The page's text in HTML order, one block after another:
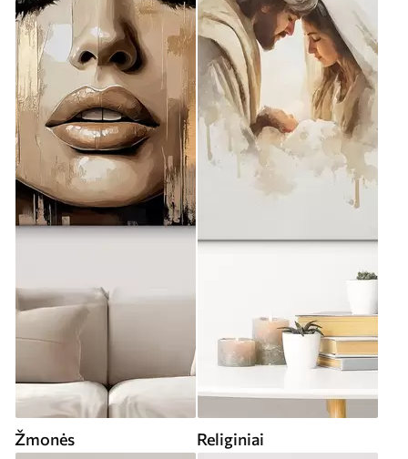
Žmonės Religiniai